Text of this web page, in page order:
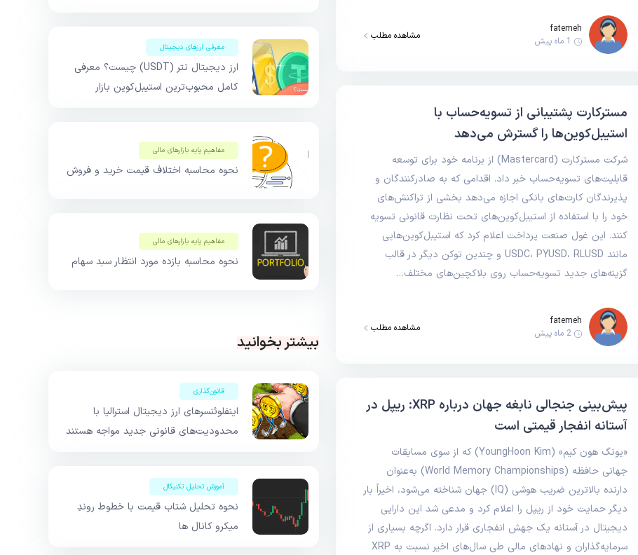
fatemeh
1 ماه پیش
مشاهده مطلب
مسترکارت پشتیبانی از تسویه‌حساب با
استیبل‌کوین‌ها را گسترش می‌دهد
شرکت مسترکارت (Mastercard) از برنامه خود برای توسعه
قابلیت‌های تسویه‌حساب خبر داد. اقدامی که به صادرکنندگان و
پذیرندگان کارت‌های بانکی اجازه می‌دهد بخشی از تراکنش‌های
خود را با استفاده از استیبل‌کوین‌های تحت نظارت قانونی تسویه
کنند. این غول صنعت پرداخت اعلام کرد که استیبل‌کوین‌هایی
مانند USDC، PYUSD، RLUSD و چندین توکن دیگر در قالب
گزینه‌های جدید تسویه‌حساب روی بلاکچین‌های مختلف…
fatemeh
2 ماه پیش
مشاهده مطلب
پیش‌بینی جنجالی نابغه جهان درباره XRP: ریپل در
آستانه انفجار قیمتی است
«یونگ هون کیم» (YoungHoon Kim) که از سوی مسابقات
جهانی حافظه (World Memory Championships) به‌عنوان
دارنده بالاترین ضریب هوشی (IQ) جهان شناخته می‌شود، اخیراً بار
دیگر حمایت خود از ریپل را اعلام کرد و مدعی شد این دارایی
دیجیتال در آستانه یک جهش انفجاری قرار دارد. اگرچه بسیاری از
سرمایه‌گذاران و نهادهای مالی طی سال‌های اخیر نسبت به XRP
معرفی ارزهای دیجیتال
ارز دیجیتال تتر (USDT) چیست؟ معرفی
کامل محبوب‌ترین استیبل‌کوین بازار
مفاهیم پایه بازار‌های مالی
نحوه محاسبه اختلاف قیمت خرید و فروش
مفاهیم پایه بازار‌های مالی
نحوه محاسبه بازده مورد انتظار سبد سهام
بیشتر بخوانید
قانون‌گذاری
اینفلوئنسرهای ارز دیجیتال استرالیا با
محدودیت‌های قانونی جدید مواجه هستند
آموزش تحلیل تکنیکال
نحوه تحلیل شتاب قیمت با خطوط روندِ
میکرو کانال ها